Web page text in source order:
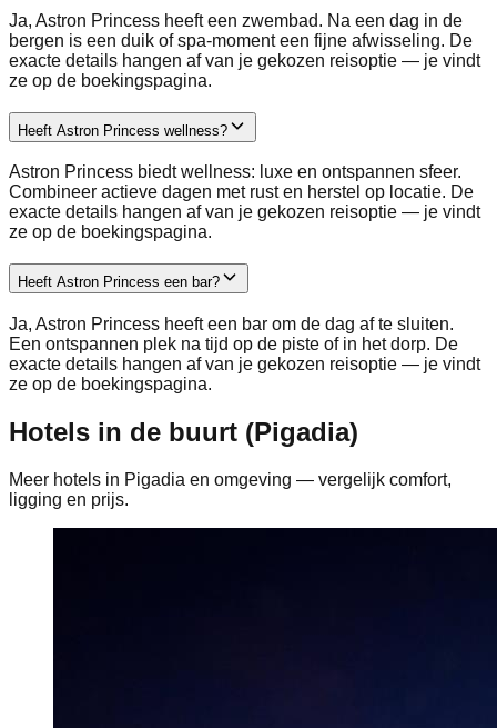
Ja, Astron Princess heeft een zwembad. Na een dag in de
bergen is een duik of spa-moment een fijne afwisseling. De
exacte details hangen af van je gekozen reisoptie — je vindt
ze op de boekingspagina.
Heeft Astron Princess wellness?
Astron Princess biedt wellness: luxe en ontspannen sfeer.
Combineer actieve dagen met rust en herstel op locatie. De
exacte details hangen af van je gekozen reisoptie — je vindt
ze op de boekingspagina.
Heeft Astron Princess een bar?
Ja, Astron Princess heeft een bar om de dag af te sluiten.
Een ontspannen plek na tijd op de piste of in het dorp. De
exacte details hangen af van je gekozen reisoptie — je vindt
ze op de boekingspagina.
Hotels in de buurt (Pigadia)
Meer hotels in Pigadia en omgeving — vergelijk comfort,
ligging en prijs.